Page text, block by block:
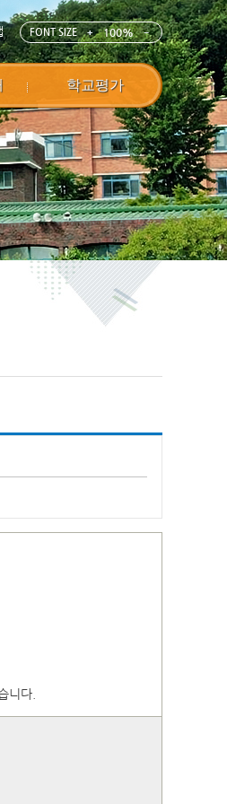
FONT SIZE 100%
학교평가
니다.